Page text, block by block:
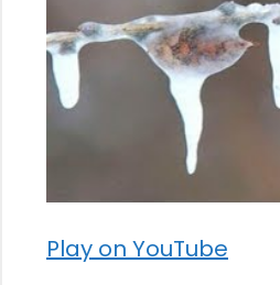
Play on YouTube